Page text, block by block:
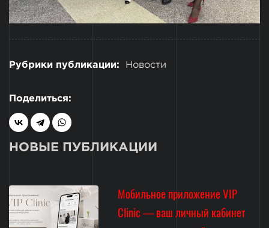
Рубрики публикации: Новости
Поделиться:
НОВЫЕ ПУБЛИКАЦИИ
Мобильное приложение VIP
Clinic — ваш личный кабинет